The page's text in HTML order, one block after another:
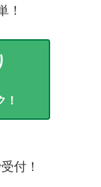
！
！
付！